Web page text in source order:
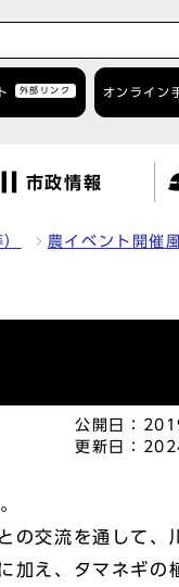
外部リンク オンライン
市政情報
農イベント開催
公開日：
更新日：
の交流を通して、
加え、タマネギの